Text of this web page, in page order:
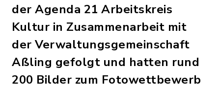
der Agenda 21 Arbeitskreis
Kultur in Zusammenarbeit mit
der Verwaltungsgemeinschaft
Aßling gefolgt und hatten rund
200 Bilder zum Fotowettbewerb